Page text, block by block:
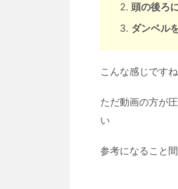
頭の後ろ
ダンベル
こんな感じですね
ただ動画の方が
い
参考になること